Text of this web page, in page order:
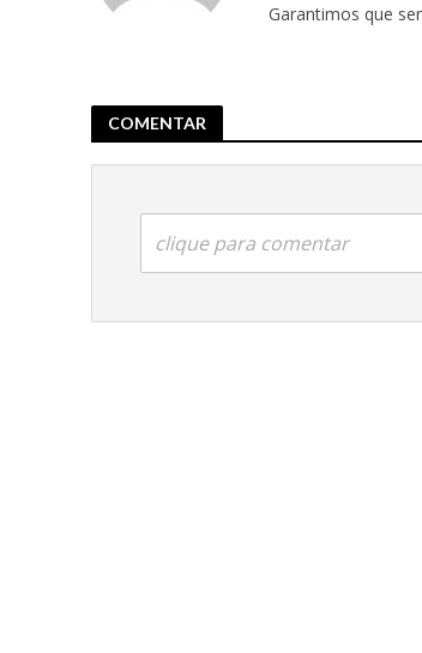
Garantimos que
COMENTAR
clique para comentar